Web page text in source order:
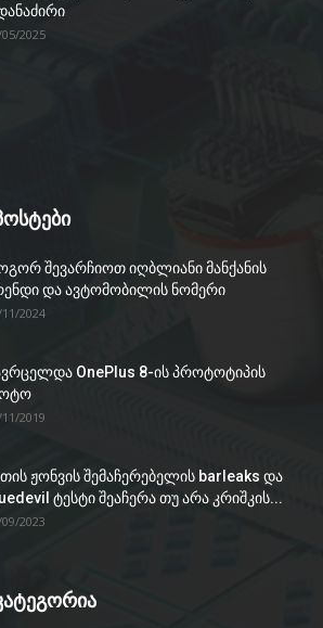
2025
შევარჩიოთ იღბლიანი მანქანის
და ავტომობილის ნომერი
2024
OnePlus 8-ის პროტოტიპის
2019
ჟონვის შემაჩერებელის barleaks და
ტესტი შეაჩერა თუ არა კრიშკის...
2023